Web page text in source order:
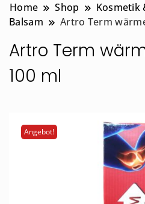
Home Shop Kosmetik
Balsam
Artro Term
Artro Term
100 ml
Angebot!